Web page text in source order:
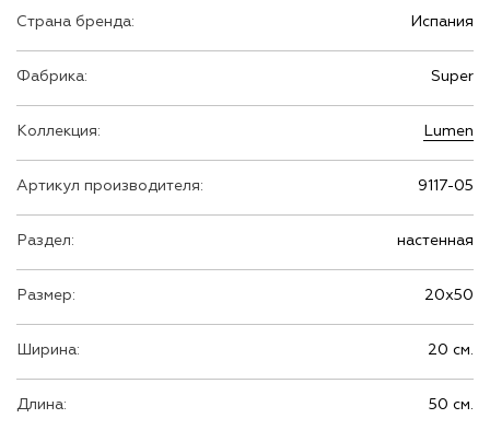
Страна бренда: Испания
Фабрика: Super
Коллекция: Lumen
Артикул производителя: 9117-05
Раздел: настенная
Размер: 20х50
Ширина: 20 см.
Длина: 50 см.